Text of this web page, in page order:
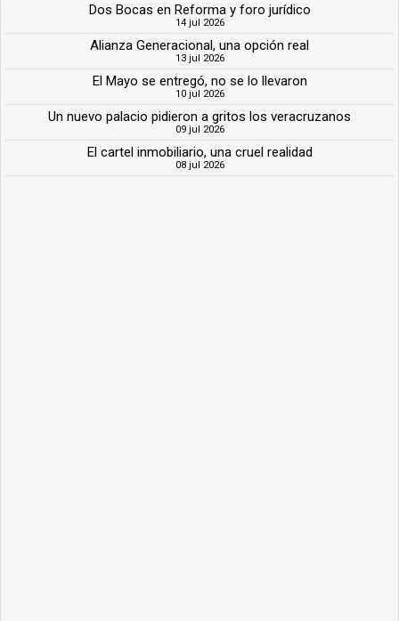
Dos Bocas en Reforma y foro jurídico
14 jul 2026
Alianza Generacional, una opción real
13 jul 2026
El Mayo se entregó, no se lo llevaron
10 jul 2026
Un nuevo palacio pidieron a gritos los veracruzanos
09 jul 2026
El cartel inmobiliario, una cruel realidad
08 jul 2026